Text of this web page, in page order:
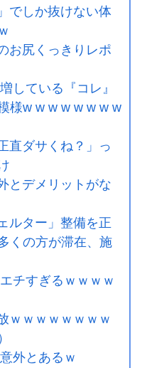
でしか抜けない体
お尻くっきりレポ
している『コレ』
様w w w w w w w w
直ダサくね？」っ
とデメリットがな
ルター」整備を正
くの方が滞在、施
チすぎるｗｗｗｗ
ｗｗｗｗｗｗｗｗ
外とあるｗ